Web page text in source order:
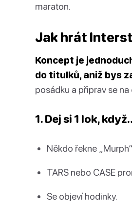
maraton.
Jak hrát
Koncept je
do titulků, aniž bys
posádku a připrav se
1. Dej si 1 lok,
Někdo řekne
TARS nebo CASE
Se objeví hodinky.